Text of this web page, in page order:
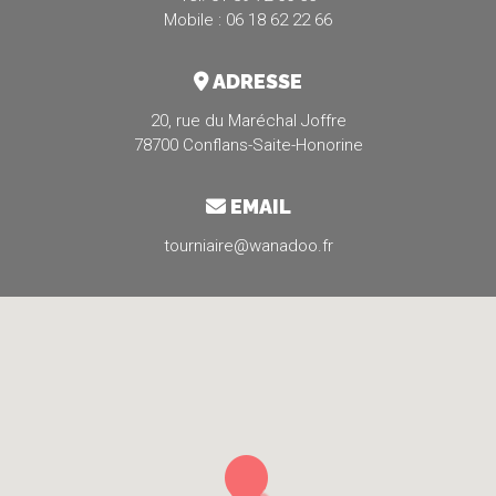
Mobile : 06 18 62 22 66
ADRESSE
20, rue du Maréchal Joffre
78700 Conflans-Saite-Honorine
EMAIL
tourniaire@wanadoo.fr